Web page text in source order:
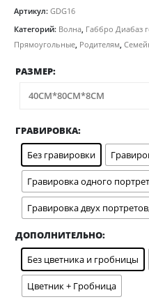
Артикул: GDG16
Категорий: Волна Габбро Диабаз
Прямоугольные Родителям
РАЗМЕР
ГРАВИРОВКА
Без гравировки
Гравировка одного
Гравировка двух
ДОПОЛНИТЕЛЬНО
Без цветника и гробницы
Цветник + Гробница